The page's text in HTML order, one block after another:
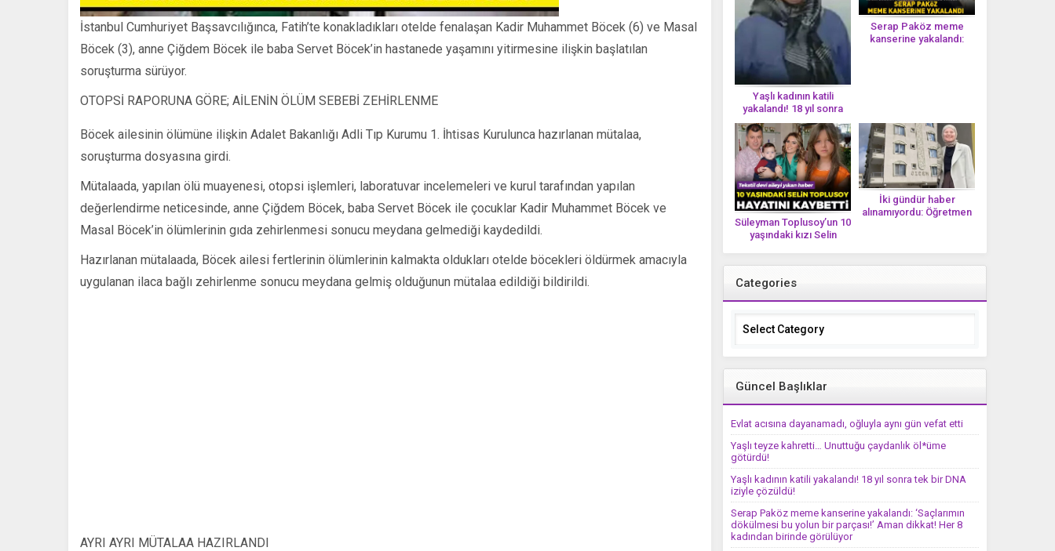
İstanbul Cumhuriyet Başsavcılığınca, Fatih’te konakladıkları otelde fenalaşan Kadir Muhammet Böcek (6) ve Masal
Böcek (3), anne Çiğdem Böcek ile baba Servet Böcek’in hastanede yaşamını yitirmesine ilişkin başlatılan
soruşturma sürüyor.
OTOPSİ RAPORUNA GÖRE; AİLENİN ÖLÜM SEBEBİ ZEHİRLENME
Böcek ailesinin ölümüne ilişkin Adalet Bakanlığı Adli Tıp Kurumu 1. İhtisas Kurulunca hazırlanan mütalaa,
soruşturma dosyasına girdi.
Mütalaada, yapılan ölü muayenesi, otopsi işlemleri, laboratuvar incelemeleri ve kurul tarafından yapılan
değerlendirme neticesinde, anne Çiğdem Böcek, baba Servet Böcek ile çocuklar Kadir Muhammet Böcek ve
Masal Böcek’in ölümlerinin gıda zehirlenmesi sonucu meydana gelmediği kaydedildi.
Hazırlanan mütalaada, Böcek ailesi fertlerinin ölümlerinin kalmakta oldukları otelde böcekleri öldürmek amacıyla
uygulanan ilaca bağlı zehirlenme sonucu meydana gelmiş olduğunun mütalaa edildiği bildirildi.
AYRI AYRI MÜTALAA HAZIRLANDI
Yaşlı kadının katili
yakalandı! 18 yıl sonra
tek bir DNA iziyle
çözüldü!
Serap Paköz meme
kanserine yakalandı:
Süleyman Toplusoy’un 10
yaşındaki kızı Selin
İki gündür haber
alınamıyordu: Öğretmen
Categories
Categories
Güncel Başlıklar
Evlat acısına dayanamadı, oğluyla aynı gün vefat etti
Yaşlı teyze kahretti… Unuttuğu çaydanlık öl*üme
götürdü!
Yaşlı kadının katili yakalandı! 18 yıl sonra tek bir DNA
iziyle çözüldü!
Serap Paköz meme kanserine yakalandı: ‘Saçlarımın
dökülmesi bu yolun bir parçası!’ Aman dikkat! Her 8
kadından birinde görülüyor